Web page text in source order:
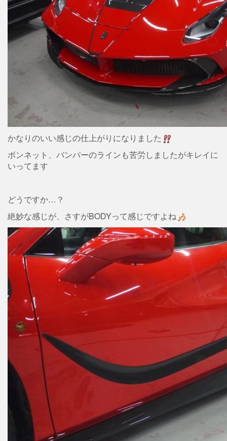
かなりのいい感じの仕上がりになりました
ボンネット、バンパーのラインも苦労しましたがキレイに
いってます
どうですか…？
絶妙な感じが、さすがBODYって感じですよね